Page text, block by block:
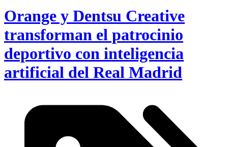
Orange y Dentsu Creative
transforman el patrocinio
deportivo con inteligencia
artificial del Real Madrid